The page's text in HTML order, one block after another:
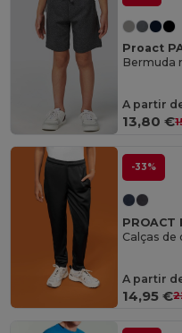
Proact
Bermuda
A partir
13,80 €
-33%
PROACT
Calças
A partir
14,95 €